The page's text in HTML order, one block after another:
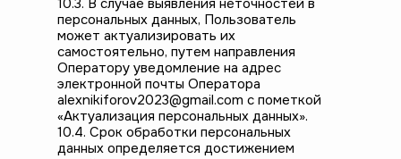
10.3. В случае выявления неточностей в
персональных данных, Пользователь
может актуализировать их
самостоятельно, путем направления
Оператору уведомление на адрес
электронной почты Оператора
alexnikiforov2023@gmail.com с пометкой
«Актуализация персональных данных».
10.4. Срок обработки персональных
данных определяется достижением